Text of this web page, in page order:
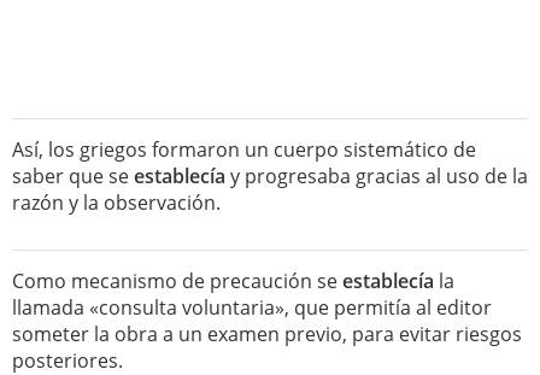
Así, los griegos formaron un cuerpo sistemático de
saber que seestablecía y progresaba gracias al uso de la
razón y la observación.
Como mecanismo de precaución seestablecía la
llamada «consulta voluntaria», que permitía al editor
someter la obra a un examen previo, para evitar riesgos
posteriores.